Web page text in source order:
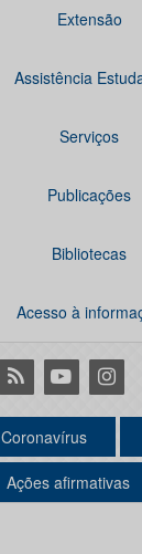
Extensão
Assistência
Serviços
Publicações
Bibliotecas
Acesso à
RSS Youtube
Coronavírus
Ações afirmativas